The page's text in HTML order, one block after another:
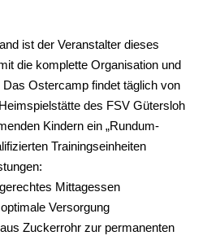
ist der Veranstalter dieses
die komplette Organisation und
Ostercamp findet täglich von
des FSV Gütersloh
Kindern ein „Rundum-
Trainingseinheiten
Mittagessen
Versorgung
Zuckerrohr zur permanenten